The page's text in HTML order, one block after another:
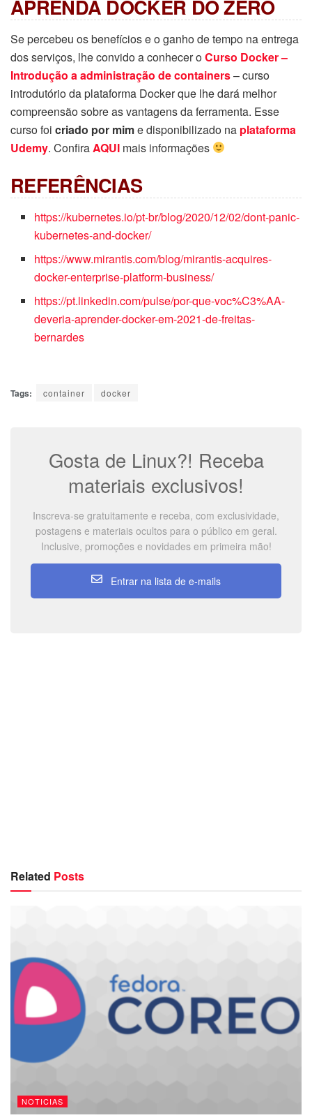
APRENDA DOCKER DO ZERO
Se percebeu os benefícios e o ganho de tempo na entrega
dos serviços, lhe convido a conhecer oCurso Docker –
Introdução a administração de containers– curso
introdutório da plataforma Docker que lhe dará melhor
compreensão sobre as vantagens da ferramenta. Esse
curso foi criado por mime disponibilizado na plataforma
Udemy. ConfiraAQUI mais informações
REFERÊNCIAS
https://kubernetes.io/pt-br/blog/2020/12/02/dont-panic-
kubernetes-and-docker/
https://www.mirantis.com/blog/mirantis-acquires-
docker-enterprise-platform-business/
https://pt.linkedin.com/pulse/por-que-voc%C3%AA-
deveria-aprender-docker-em-2021-de-freitas-
bernardes
Tags: container docker
Gosta de Linux?! Receba
materiais exclusivos!
Inscreva-se gratuitamente e receba, com exclusividade,
postagens e materiais ocultos para o público em geral.
Inclusive, promoções e novidades em primeira mão!
Entrar na lista de e-mails
Related Posts
NOTICIAS